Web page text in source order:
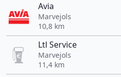
Avia
Marvejols
10,8 km
Ltl Service
Marvejols
11,4 km